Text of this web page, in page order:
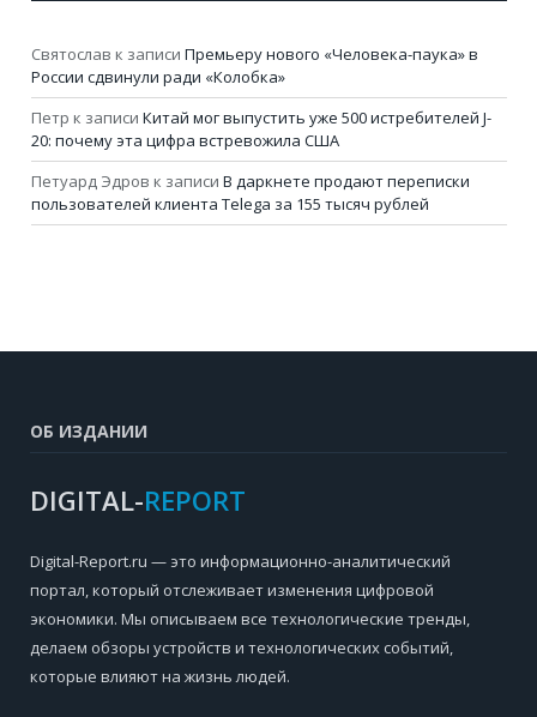
Святослав к записи Премьеру нового «Человека-паука» в
России сдвинули ради «Колобка»
Петр к записи Китай мог выпустить уже 500 истребителей J-
20: почему эта цифра встревожила США
Петуард Эдров к записи В даркнете продают переписки
пользователей клиента Telega за 155 тысяч рублей
ОБ ИЗДАНИИ
DIGITAL-REPORT
Digital-Report.ru — это информационно-аналитический
портал, который отслеживает изменения цифровой
экономики. Мы описываем все технологические тренды,
делаем обзоры устройств и технологических событий,
которые влияют на жизнь людей.